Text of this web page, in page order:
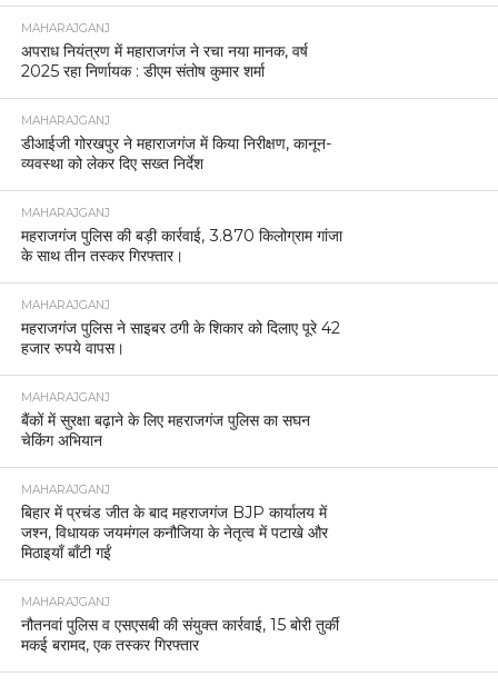
MAHARAJGANJ
अपराध नियंत्रण में महाराजगंज ने रचा नया मानक, वर्ष
2025 रहा निर्णायक : डीएम संतोष कुमार शर्मा
MAHARAJGANJ
डीआईजी गोरखपुर ने महाराजगंज में किया निरीक्षण, कानून-
व्यवस्था को लेकर दिए सख्त निर्देश
MAHARAJGANJ
महराजगंज पुलिस की बड़ी कार्रवाई, 3.870 किलोग्राम गांजा
के साथ तीन तस्कर गिरफ्तार।
MAHARAJGANJ
महराजगंज पुलिस ने साइबर ठगी के शिकार को दिलाए पूरे 42
हजार रुपये वापस।
MAHARAJGANJ
बैंकों में सुरक्षा बढ़ाने के लिए महराजगंज पुलिस का सघन
चेकिंग अभियान
MAHARAJGANJ
बिहार में प्रचंड जीत के बाद महराजगंज BJP कार्यालय में
जश्न, विधायक जयमंगल कनौजिया के नेतृत्व में पटाखे और
मिठाइयाँ बाँटी गईं
MAHARAJGANJ
नौतनवां पुलिस व एसएसबी की संयुक्त कार्रवाई, 15 बोरी तुर्की
मकई बरामद, एक तस्कर गिरफ्तार